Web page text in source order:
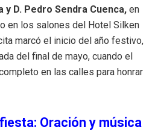
y D. Pedro Sendra Cuenca, en
en los salones del Hotel Silken
marcó el inicio del año festivo,
del final de mayo, cuando el
en las calles para honrar
Oración y música